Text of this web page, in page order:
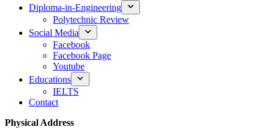
Diploma-in-Engineering
Polytechnic Review
Social Media
Facebook
Facebook Page
Youtube
Educations
IELTS
Contact
Physical Address